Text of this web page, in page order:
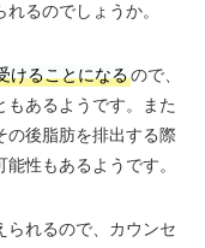
るのでしょうか。
けることになるので、
もあるようです。また
の後脂肪を排出する際
性もあるようです。
られるので、カウンセ